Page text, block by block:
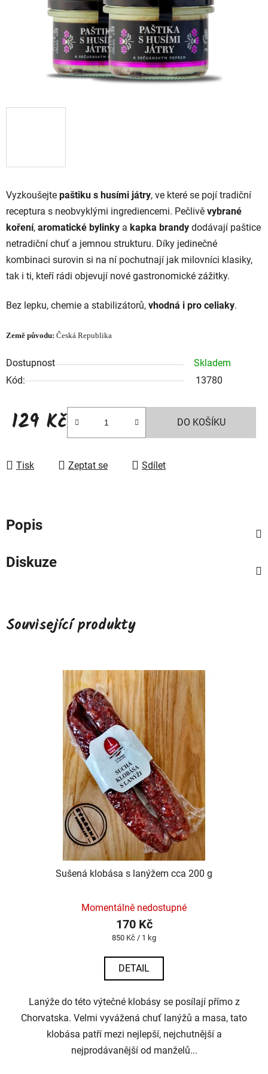
Vyzkoušejte paštiku s husími játry, ve které se pojí tradiční
receptura s neobvyklými ingrediencemi. Pečlivě vybrané
koření, aromatické bylinky a kapka brandy dodávají paštice
netradiční chuť a jemnou strukturu. Díky jedinečné
kombinaci surovin si na ní pochutnají jak milovníci klasiky,
tak i ti, kteří rádi objevují nové gastronomické zážitky.
Bez lepku, chemie a stabilizátorů, vhodná i pro celiaky.
Země původu: Česká Republika
Dostupnost
Skladem
Kód:
13780
129 Kč DO KOŠÍKU
Tisk Zeptat se Sdílet
Popis
Diskuze
Související produkty
Sušená klobása s lanýžem cca 200 g
Momentálně nedostupné
170 Kč
Měrná
850 Kč / 1 kg
DETAIL
Lanýže do této výtečné klobásy se posílají přímo z
Chorvatska. Velmi vyvážená chuť lanýžů a masa, tato
klobása patří mezi nejlepší, nejchutnější a
nejprodávanější od manželů...